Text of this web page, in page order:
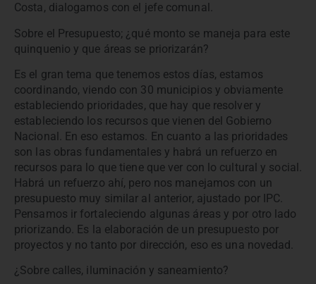
Costa, dialogamos con el jefe comunal.
Sobre el Presupuesto; ¿qué monto se maneja para este
quinquenio y que áreas se priorizarán?
Es el gran tema que tenemos estos días, estamos
coordinando, viendo con 30 municipios y obviamente
estableciendo prioridades, que hay que resolver y
estableciendo los recursos que vienen del Gobierno
Nacional. En eso estamos. En cuanto a las prioridades
son las obras fundamentales y habrá un refuerzo en
recursos para lo que tiene que ver con lo cultural y social.
Habrá un refuerzo ahí, pero nos manejamos con un
presupuesto muy similar al anterior, ajustado por IPC.
Pensamos ir fortaleciendo algunas áreas y por otro lado
priorizando. Es la elaboración de un presupuesto por
proyectos y no tanto por dirección, eso es una novedad.
¿Sobre calles, iluminación y saneamiento?